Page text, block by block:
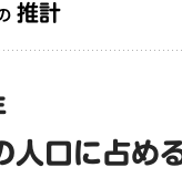
推計
人口に占め